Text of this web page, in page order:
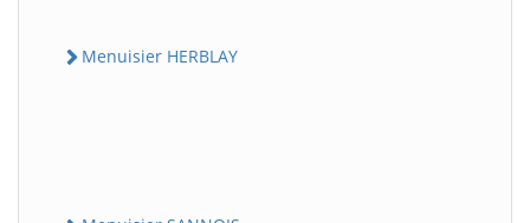
Menuisier HERBLAY